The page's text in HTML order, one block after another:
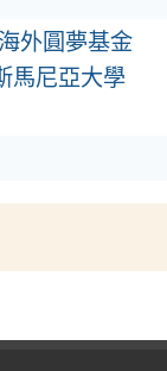
外圓夢基金
馬尼亞大學